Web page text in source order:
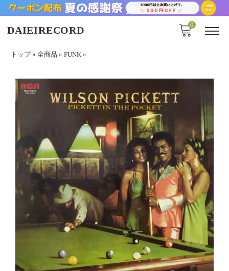
DAIEIRECORD 0
トップ» 全商品 » FUNK »